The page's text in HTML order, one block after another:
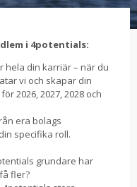
i 4potentials:
hela din karriär – när du
vi och skapar din
2026, 2027, 2028 och
era bolags
specifika roll.
grundare har
fler?